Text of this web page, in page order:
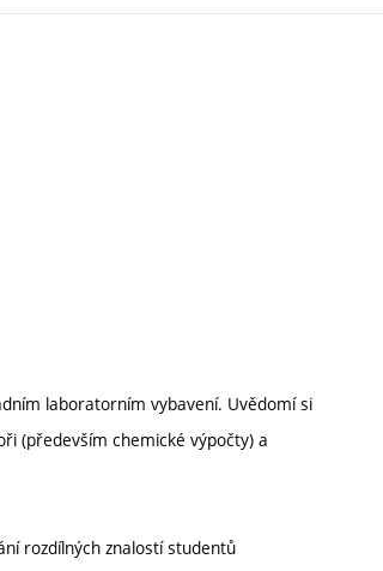
laboratorním vybavení. Uvědomí si
(především chemické výpočty) a
rozdílných znalostí studentů